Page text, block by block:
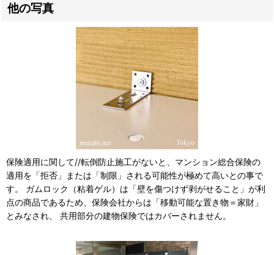
他の写真
保険適用に関して//転倒防止施工がないと、マンション総合保険の
適用を「拒否」または「制限」される可能性が極めて高いとの事で
す。 ガムロック（粘着ゲル）は「壁を傷つけず剥がせること」が利
点の商品であるため、保険会社からは「移動可能な置き物＝家財」
とみなされ、 共用部分の建物保険ではカバーされません。